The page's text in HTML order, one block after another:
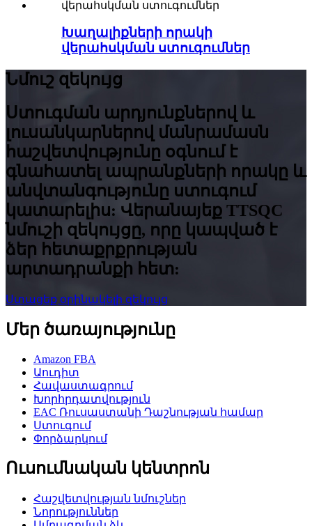
Խաղալիքների որակի
վերահսկման ստուգումներ
Նմուշ զեկույց
Ստուգման արդյունքներով և
լուսանկարներով մանրամասն
հաշվետվությունը օգնում է
գնահատել ապրանքների որակը և
անվտանգությունը ստուգում
կատարելիս: Վերանայեք TTSQC
նմուշի զեկույցը, որը կապված է
ձեր հետաքրքրության
արտադրանքի հետ:
Ստացեք օրինակելի զեկույց
Մեր ծառայությունը
Amazon FBA
Աուդիտ
Հավաստագրում
Խորհրդատվություն
EAC Ռուսաստանի Դաշնության համար
Ստուգում
Փորձարկում
Ուսումնական կենտրոն
Հաշվետվության նմուշներ
Նորություններ